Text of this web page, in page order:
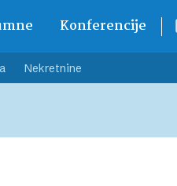
Konferencije
Nekretnine